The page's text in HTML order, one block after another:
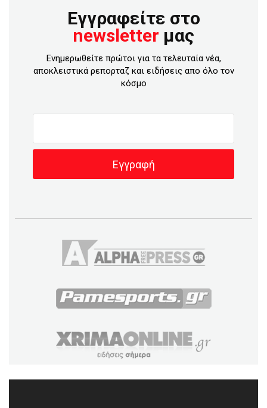
Εγγραφείτε στο
newsletter μας
Ενημερωθείτε πρώτοι για τα τελευταία νέα,
αποκλειστικά ρεπορταζ και ειδήσεις απο όλο τον
κόσμο